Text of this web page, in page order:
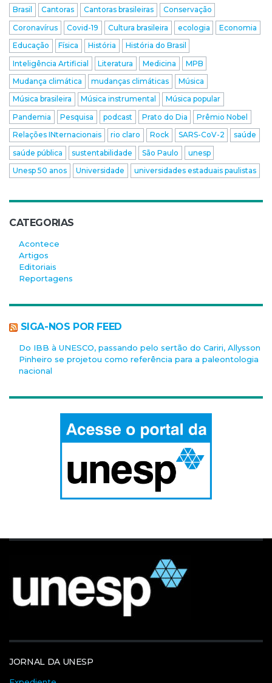
Brasil
Cantoras Cantoras brasileiras
Conservação
Coronavírus
Covid-19 Cultura brasileira ecologia
Economia
Educação
Física História
História do Brasil
Inteligência Artificial
Literatura Medicina
MPB
Mudança climática
mudanças climáticas
Música
Música brasileira
Música instrumental
Música popular
Pandemia
Pesquisa podcast Prato do Dia
Prêmio Nobel
Relações INternacionais
rio claro Rock SARS-CoV-2
saúde
saúde pública
sustentabilidade São Paulo
unesp
Unesp 50 anos
Universidade universidades estaduais paulistas
CATEGORIAS
Acontece
Artigos
Editoriais
Reportagens
SIGA-NOS POR FEED
Do IBB à UNESCO, passando pelo sertão do Cariri, Allysson
Pinheiro se projetou como referência para a paleontologia
nacional
JORNAL DA UNESP